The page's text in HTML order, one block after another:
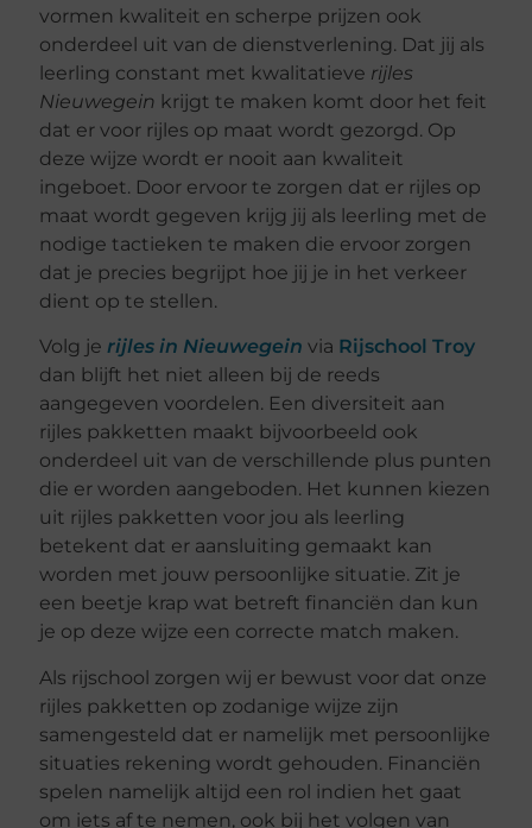
vormen kwaliteit en scherpe prijzen ook
onderdeel uit van de dienstverlening. Dat jij als
leerling constant met kwalitatieve rijles
Nieuwegein krijgt te maken komt door het feit
dat er voor rijles op maat wordt gezorgd. Op
deze wijze wordt er nooit aan kwaliteit
ingeboet. Door ervoor te zorgen dat er rijles op
maat wordt gegeven krijg jij als leerling met de
nodige tactieken te maken die ervoor zorgen
dat je precies begrijpt hoe jij je in het verkeer
dient op te stellen.
Volg jerijles in Nieuwegein via Rijschool Troy
dan blijft het niet alleen bij de reeds
aangegeven voordelen. Een diversiteit aan
rijles pakketten maakt bijvoorbeeld ook
onderdeel uit van de verschillende plus punten
die er worden aangeboden. Het kunnen kiezen
uit rijles pakketten voor jou als leerling
betekent dat er aansluiting gemaakt kan
worden met jouw persoonlijke situatie. Zit je
een beetje krap wat betreft financiën dan kun
je op deze wijze een correcte match maken.
Als rijschool zorgen wij er bewust voor dat onze
rijles pakketten op zodanige wijze zijn
samengesteld dat er namelijk met persoonlijke
situaties rekening wordt gehouden. Financiën
spelen namelijk altijd een rol indien het gaat
om iets af te nemen, ook bij het volgen van